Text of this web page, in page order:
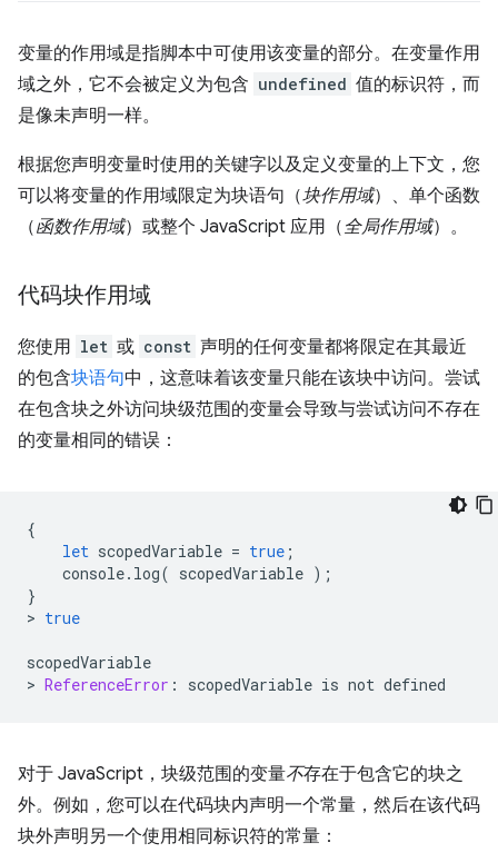
变量的作用域是指脚本中可使用该变量的部分。在变量作用
域之外，它不会被定义为包含 undefined 值的标识符，而
是像未声明一样。
根据您声明变量时使用的关键字以及定义变量的上下文，您
可以将变量的作用域限定为块语句（块作用域）、单个函数
（函数作用域）或整个 JavaScript 应用（全局作用域）。
代码块作用域
您使用 let 或 const 声明的任何变量都将限定在其最近
的包含块语句中，这意味着该变量只能在该块中访问。尝试
在包含块之外访问块级范围的变量会导致与尝试访问不存在
的变量相同的错误：
{
let scopedVariable = true ;
console. log( scopedVariable );
}
> true
scopedVariable
> ReferenceError : scopedVariable is not defined
对于 JavaScript，块级范围的变量不存在于包含它的块之
外。例如，您可以在代码块内声明一个常量，然后在该代码
块外声明另一个使用相同标识符的常量：